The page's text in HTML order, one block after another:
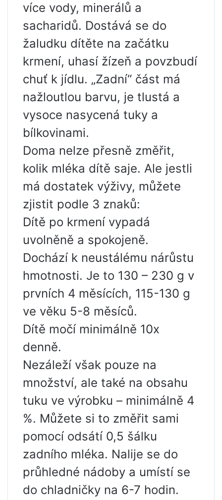
více vody, minerálů a
sacharidů. Dostává se do
žaludku dítěte na začátku
krmení, uhasí žízeň a povzbudí
chuť k jídlu. „Zadní“ část má
nažloutlou barvu, je tlustá a
vysoce nasycená tuky a
bílkovinami.
Doma nelze přesně změřit,
kolik mléka dítě saje. Ale jestli
má dostatek výživy, můžete
zjistit podle 3 znaků:
Dítě po krmení vypadá
uvolněně a spokojeně.
Dochází k neustálému nárůstu
hmotnosti. Je to 130 – 230 g v
prvních 4 měsících, 115-130 g
ve věku 5-8 měsíců.
Dítě močí minimálně 10x
denně.
Nezáleží však pouze na
množství, ale také na obsahu
tuku ve výrobku – minimálně 4
%. Můžete si to změřit sami
pomocí odsátí 0,5 šálku
zadního mléka. Nalije se do
průhledné nádoby a umístí se
do chladničky na 6-7 hodin.